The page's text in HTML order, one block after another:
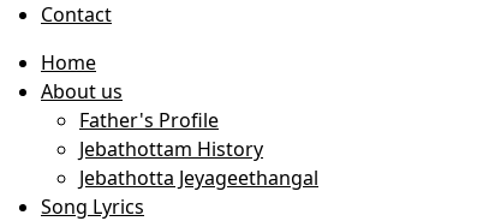
Contact
Home
About us
Father's Profile
Jebathottam History
Jebathotta Jeyageethangal
Song Lyrics